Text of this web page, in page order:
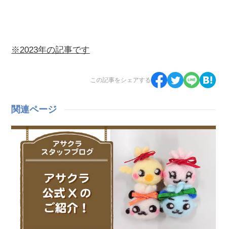
※2023年の記事です
この記事をシェアする
関連ページ